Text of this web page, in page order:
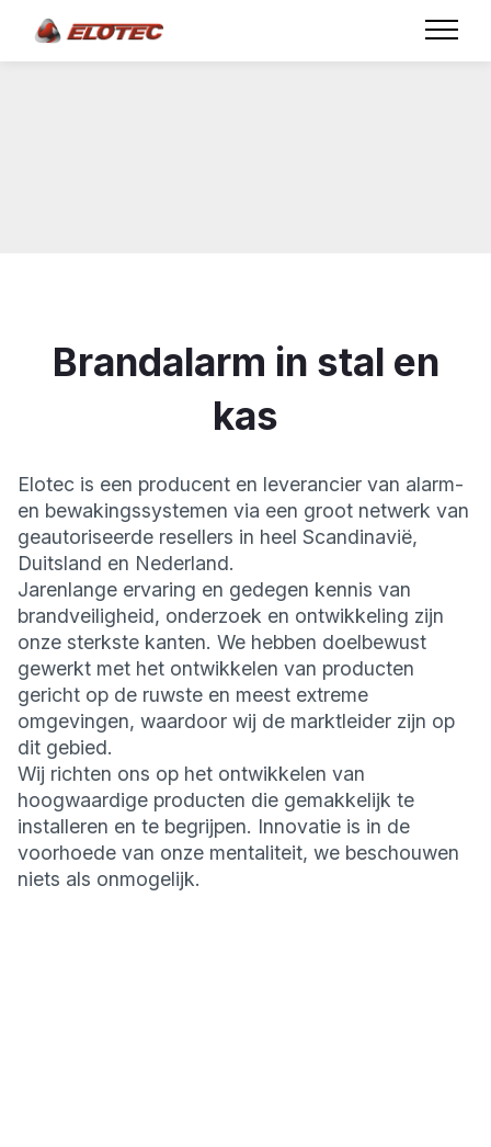
Brandalarm in stal en
kas
Elotec is een producent en leverancier van alarm-
en bewakingssystemen via een groot netwerk van
geautoriseerde resellers in heel Scandinavië,
Duitsland en Nederland.
Jarenlange ervaring en gedegen kennis van
brandveiligheid, onderzoek en ontwikkeling zijn
onze sterkste kanten. We hebben doelbewust
gewerkt met het ontwikkelen van producten
gericht op de ruwste en meest extreme
omgevingen, waardoor wij de marktleider zijn op
dit gebied.
Wij richten ons op het ontwikkelen van
hoogwaardige producten die gemakkelijk te
installeren en te begrijpen. Innovatie is in de
voorhoede van onze mentaliteit, we beschouwen
niets als onmogelijk.